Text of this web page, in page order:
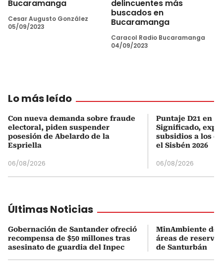
Bucaramanga
Cesar Augusto González
05/09/2023
delincuentes más
buscados en
Bucaramanga
Caracol Radio Bucaramanga
04/09/2023
Lo más leído
Con nueva demanda sobre fraude
electoral, piden suspender
posesión de Abelardo de la
Espriella
06/08/2026
Puntaje D21 en
Significado,
subsidios a los
el Sisbén 2026
06/08/2026
Últimas Noticias
Gobernación de Santander ofreció
recompensa de $50 millones tras
asesinato de guardia del Inpec
MinAmbiente
áreas de reserva
de Santurbán